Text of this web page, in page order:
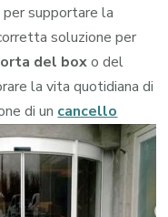
per supportare la
soluzione per
del boxo del
la vita quotidiana di
di un cancello